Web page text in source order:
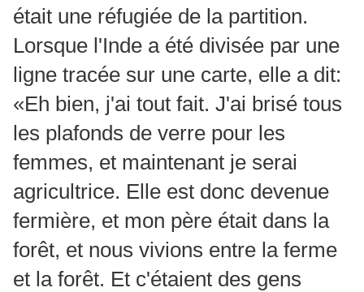
était une réfugiée de la partition.
Lorsque l'Inde a été divisée par une
ligne tracée sur une carte, elle a dit:
«Eh bien, j'ai tout fait. J'ai brisé tous
les plafonds de verre pour les
femmes, et maintenant je serai
agricultrice. Elle est donc devenue
fermière, et mon père était dans la
forêt, et nous vivions entre la ferme
et la forêt. Et c'étaient des gens